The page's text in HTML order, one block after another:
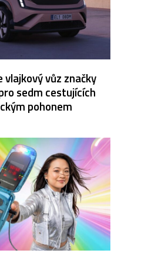
vlajkový vůz značky
sedm cestujících
pohonem